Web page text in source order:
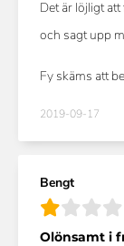
Det är löjligt
och sagt upp
Fy skäms att
2019-09-17
Bengt
Olönsamt i